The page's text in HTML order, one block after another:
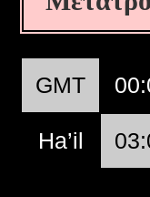
GMT
Ha’il